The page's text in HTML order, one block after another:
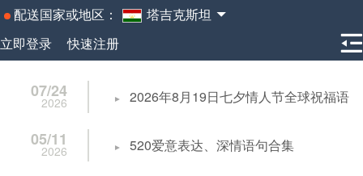
配送国家或地区：
塔吉克斯坦
立即登录
快速注册
07/24
2026 2026年8月19日七夕情人节全球祝福语
05/11
2026 520爱意表达、深情语句合集